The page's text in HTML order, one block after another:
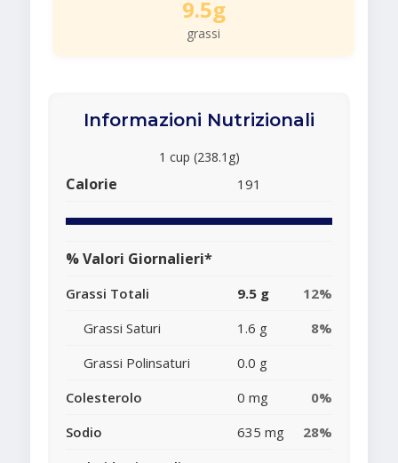
9.5g
grassi
Informazioni Nutrizionali
1 cup (238.1g)
Calorie 191
% Valori Giornalieri*
Grassi Totali 9.5 g
12%
Grassi Saturi
1.6 g
8%
Grassi Polinsaturi
0.0 g
Colesterolo
0 mg
0%
Sodio
635 mg
28%